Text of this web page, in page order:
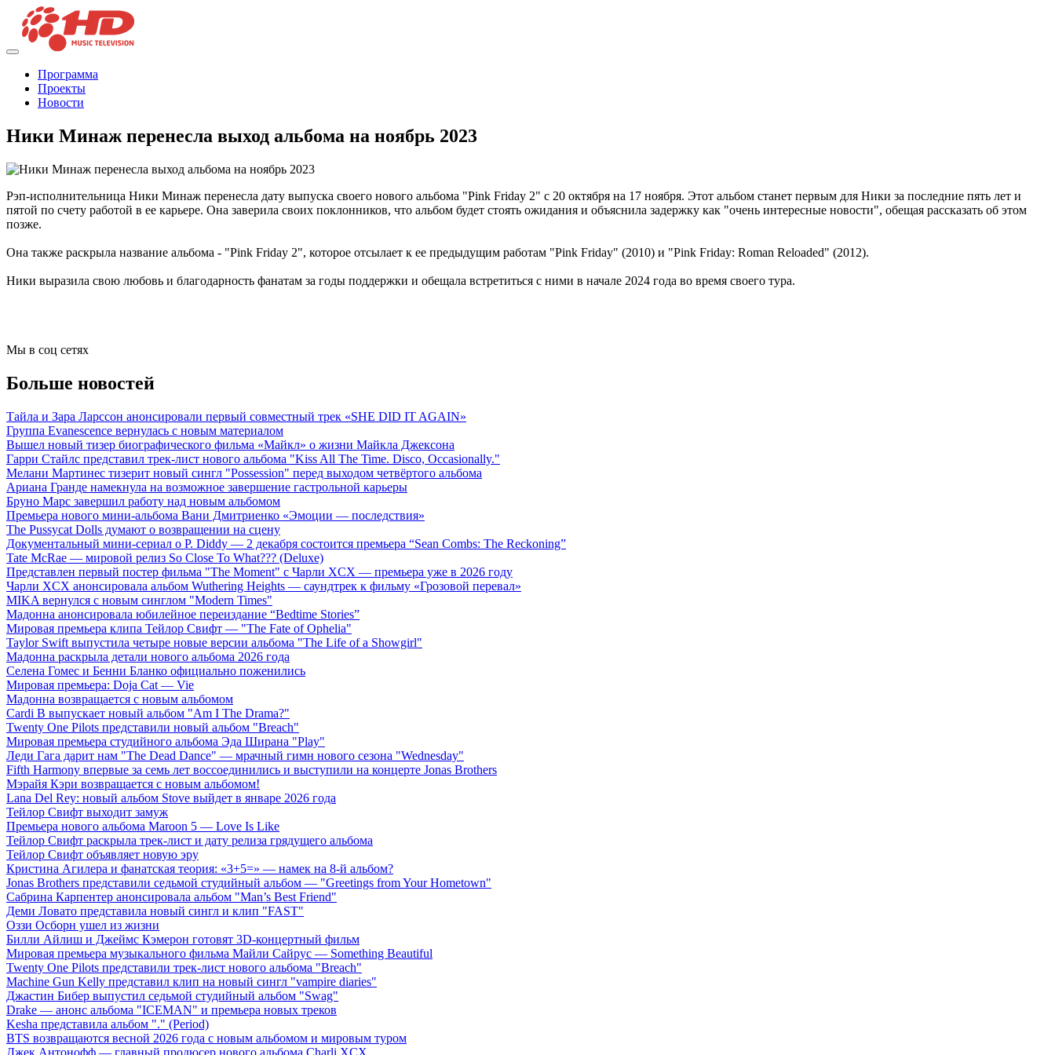
Программа
Проекты
Новости
Ники Минаж перенесла выход альбома на ноябрь 2023
Рэп-исполнительница Ники Минаж перенесла дату выпуска своего нового альбома "Pink Friday 2" с 20 октября на 17 ноября. Этот альбом станет первым для Ники за последние пять лет и
пятой по счету работой в ее карьере. Она заверила своих поклонников, что альбом будет стоять ожидания и объяснила задержку как "очень интересные новости", обещая рассказать об этом
позже.
Она также раскрыла название альбома - "Pink Friday 2", которое отсылает к ее предыдущим работам "Pink Friday" (2010) и "Pink Friday: Roman Reloaded" (2012).
Ники выразила свою любовь и благодарность фанатам за годы поддержки и обещала встретиться с ними в начале 2024 года во время своего тура.
Мы в соц сетях
Больше новостей
Тайла и Зара Ларссон анонсировали первый совместный трек «SHE DID IT AGAIN»
Группа Evanescence вернулась с новым материалом
Вышел новый тизер биографического фильма «Майкл» о жизни Майкла Джексона
Гарри Стайлс представил трек-лист нового альбома "Kiss All The Time. Disco, Occasionally."
Мелани Мартинес тизерит новый сингл "Possession" перед выходом четвёртого альбома
Ариана Гранде намекнула на возможное завершение гастрольной карьеры
Бруно Марс завершил работу над новым альбомом
Премьера нового мини-альбома Вани Дмитриенко «Эмоции — последствия»
The Pussycat Dolls думают о возвращении на сцену
Документальный мини-сериал о P. Diddy — 2 декабря состоится премьера “Sean Combs: The Reckoning”
Tate McRae — мировой релиз So Close To What??? (Deluxe)
Представлен первый постер фильма "The Moment" с Чарли XCX — премьера уже в 2026 году
Чарли XCX анонсировала альбом Wuthering Heights — саундтрек к фильму «Грозовой перевал»
MIKA вернулся с новым синглом "Modern Times"
Мадонна анонсировала юбилейное переиздание “Bedtime Stories”
Мировая премьера клипа Тейлор Свифт — "The Fate of Ophelia"
Taylor Swift выпустила четыре новые версии альбома "The Life of a Showgirl"
Мадонна раскрыла детали нового альбома 2026 года
Селена Гомес и Бенни Бланко официально поженились
Мировая премьера: Doja Cat — Vie
Мадонна возвращается с новым альбомом
Cardi B выпускает новый альбом "Am I The Drama?"
Twenty One Pilots представили новый альбом "Breach"
Мировая премьера студийного альбома Эда Ширана "Play"
Леди Гага дарит нам "The Dead Dance" — мрачный гимн нового сезона "Wednesday"
Fifth Harmony впервые за семь лет воссоединились и выступили на концерте Jonas Brothers
Мэрайя Кэри возвращается с новым альбомом!
Lana Del Rey: новый альбом Stove выйдет в январе 2026 года
Тейлор Свифт выходит замуж
Премьера нового альбома Maroon 5 — Love Is Like
Тейлор Свифт раскрыла трек-лист и дату релиза грядущего альбома
Тейлор Свифт объявляет новую эру
Кристина Агилера и фанатская теория: «3+5=» — намек на 8-й альбом?
Jonas Brothers представили седьмой студийный альбом — "Greetings from Your Hometown"
Сабрина Карпентер анонсировала альбом "Man’s Best Friend"
Деми Ловато представила новый сингл и клип "FAST"
Оззи Осборн ушел из жизни
Билли Айлиш и Джеймс Кэмерон готовят 3D-концертный фильм
Мировая премьера музыкального фильма Майли Сайрус — Something Beautiful
Twenty One Pilots представили трек-лист нового альбома "Breach"
Machine Gun Kelly представил клип на новый сингл "vampire diaries"
Джастин Бибер выпустил седьмой студийный альбом "Swag"
Drake — анонс альбома "ICEMAN" и премьера новых треков
Kesha представила альбом "." (Period)
BTS возвращаются весной 2026 года с новым альбомом и мировым туром
Джек Антонофф — главный продюсер нового альбома Charli XCX